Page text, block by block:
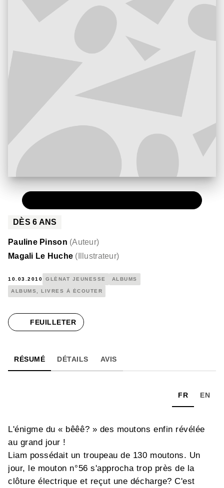
DÈS6 ANS
Pauline Pinson (Auteur)
Magali Le Huche ( Illustrateur)
10.03.2010 GLÉNAT JEUNESSE ALBUMS
ALBUMS, LIVRES À ÉCOUTER
FEUILLETER
RÉSUMÉ DÉTAILS AVIS
FR EN
L'énigme du « bêêê? » des moutons enfin révélée
au grand jour !
Liam possédait un troupeau de 130 moutons. Un
jour, le mouton n°56 s'approcha trop près de la
clôture électrique et reçut une décharge? C'est